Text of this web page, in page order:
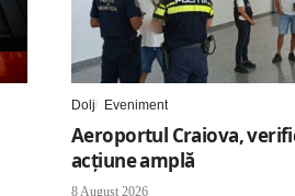
Dolj Eveniment
Aeroportul Craiova,
acțiune amplă
8 August 2026